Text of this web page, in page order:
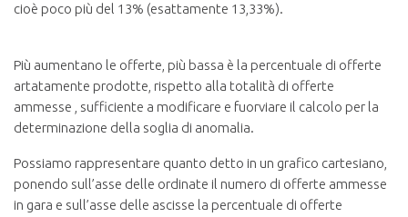
cioè poco più del 13% (esattamente 13,33%).
Più aumentano le offerte, più bassa è la percentuale di offerte
artatamente prodotte, rispetto alla totalità di offerte
ammesse , sufficiente a modificare e fuorviare il calcolo per la
determinazione della soglia di anomalia.
Possiamo rappresentare quanto detto in un grafico cartesiano,
ponendo sull’asse delle ordinate il numero di offerte ammesse
in gara e sull’asse delle ascisse la percentuale di offerte